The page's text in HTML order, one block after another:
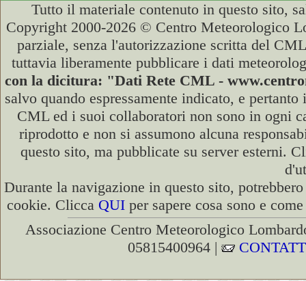
Tutto il materiale contenuto in questo sito,
Copyright 2000-2026 © Centro Meteorologico
parziale, senza l'autorizzazione scritta del
tuttavia liberamente pubblicare i dati
con la dicitura: "Dati Rete CML -
salvo quando espressamente indicato, e
CML ed i suoi collaboratori non sono in ogni
riprodotto e non si assumono alcuna
questo sito, ma pubblicate su server esterni.
Durante la navigazione in questo sito,
cookie. Clicca QUI per sapere cosa sono e
Associazione Centro Meteorologico
05815400964 |